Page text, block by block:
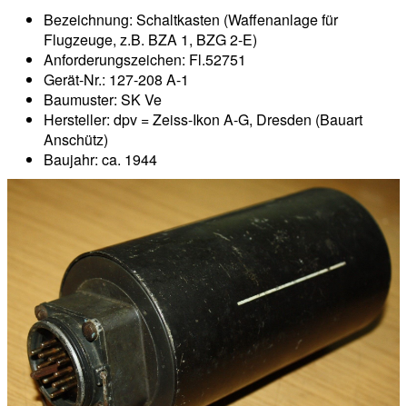
Bezeichnung: Schaltkasten (Waffenanlage für
Flugzeuge, z.B. BZA 1, BZG 2-E)
Anforderungszeichen: Fl.52751
Gerät-Nr.: 127-208 A-1
Baumuster: SK Ve
Hersteller: dpv = Zeiss-Ikon A-G, Dresden (Bauart
Anschütz)
Baujahr: ca. 1944